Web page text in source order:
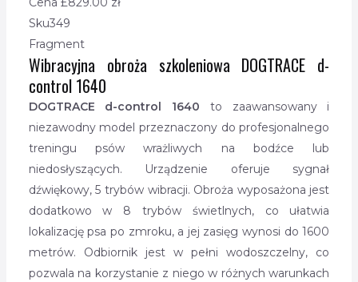
Sku349
Fragment
Wibracyjna obroża szkoleniowa DOGTRACE d-
control 1640
DOGTRACE d-control 1640 to zaawansowany i
niezawodny model przeznaczony do profesjonalnego
treningu psów wrażliwych na bodźce lub
niedosłyszących. Urządzenie oferuje sygnał
dźwiękowy, 5 trybów wibracji. Obroża wyposażona jest
dodatkowo w 8 trybów świetlnych, co ułatwia
lokalizację psa po zmroku, a jej zasięg wynosi do 1600
metrów. Odbiornik jest w pełni wodoszczelny, co
pozwala na korzystanie z niego w różnych warunkach